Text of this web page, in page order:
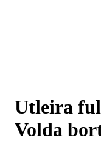
Utleira
Volda